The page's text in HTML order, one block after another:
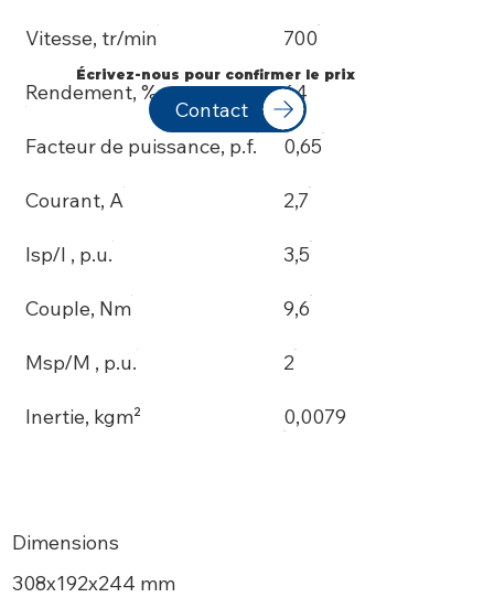
Vitesse, tr/min 700
Rendement, % 64
Facteur de puissance, p.f. 0,65
Courant, A 2,7
Isp/I , p.u. 3,5
Couple, Nm 9,6
Msp/M , p.u. 2
Inertie, kgm² 0,0079
Dimensions
308х192x244 mm
Écrivez-nous pour confirmer le prix
Contact